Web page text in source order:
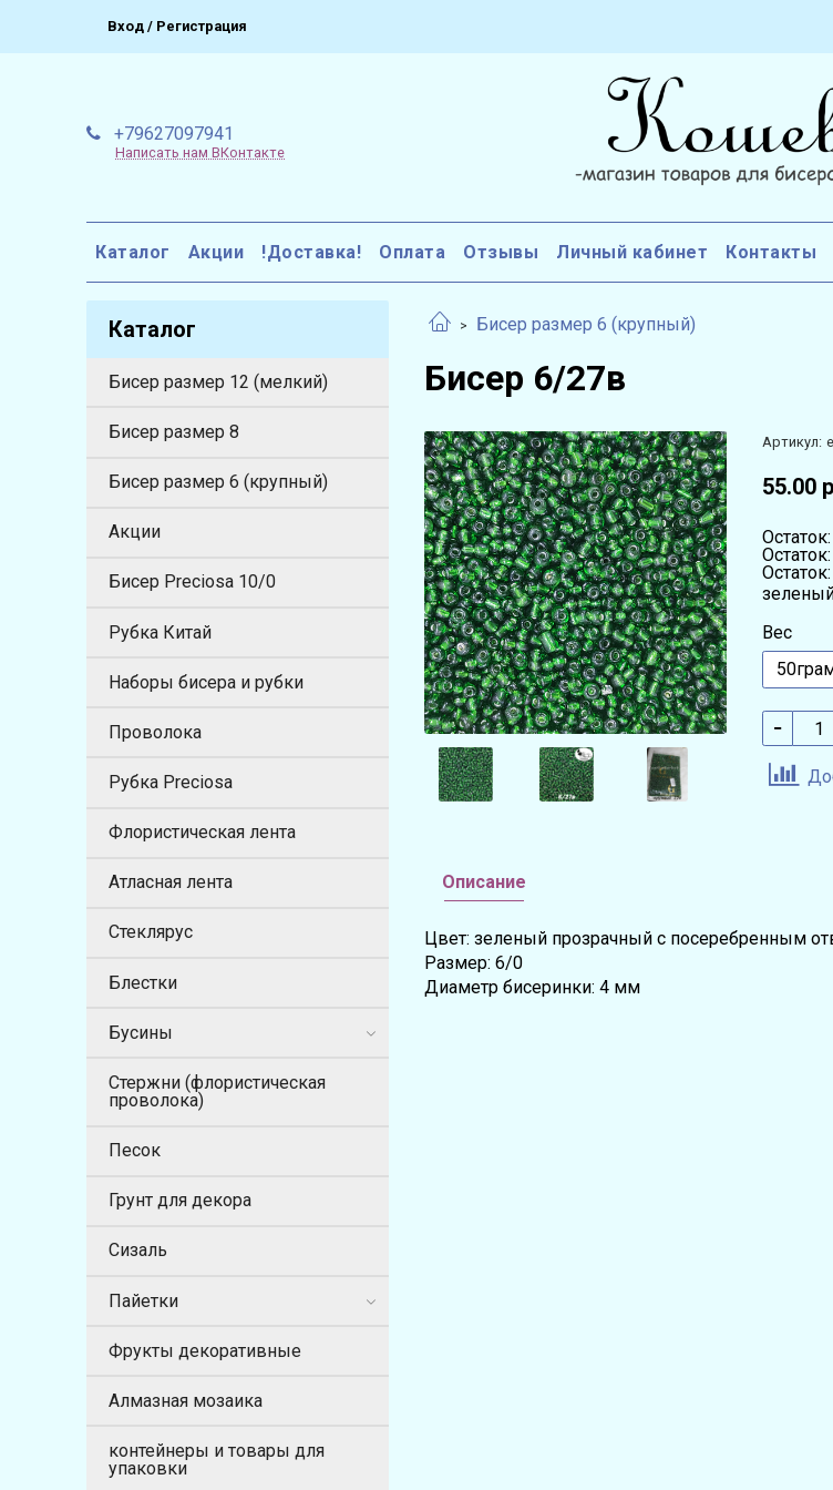
Вход / Регистрация
+79627097941
Написать нам ВКонтакте
Каталог Акции !Доставка! Оплата Отзывы Личный кабинет Контакты
Бисер размер 6 (крупный)
Бисер 6/27в
Артикул:
55.00
Остаток:
Вес
Описание
Цвет: зеленый прозрачный с посеребренным
Размер: 6/0
Диаметр бисеринки: 4 мм
Каталог
Бисер размер 12 (мелкий)
Бисер размер 8
Бисер размер 6 (крупный)
Акции
Бисер Preciosa 10/0
Рубка Китай
Наборы бисера и рубки
Проволока
Рубка Preciosa
Флористическая лента
Атласная лента
Стеклярус
Блестки
Бусины
Стержни (флористическая
проволока)
Песок
Грунт для декора
Сизаль
Пайетки
Фрукты декоративные
Алмазная мозаика
контейнеры и товары для
упаковки